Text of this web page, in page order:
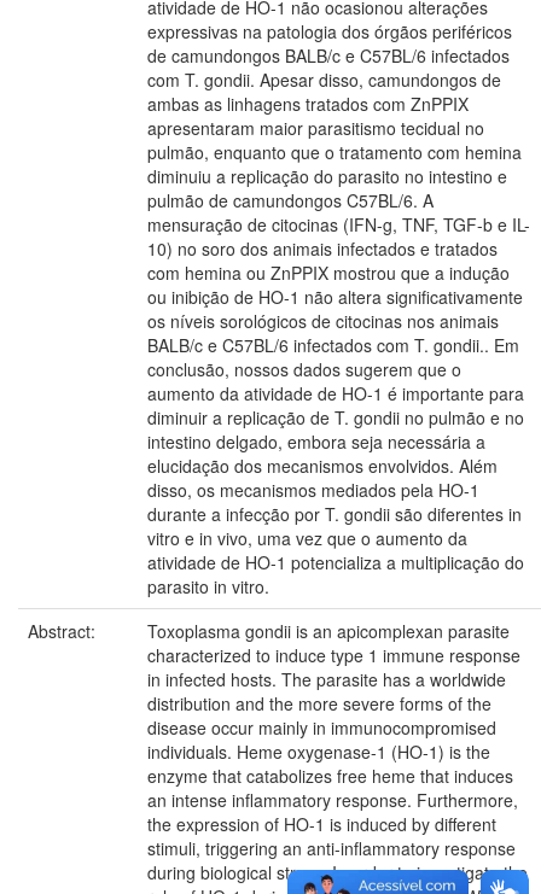
atividade de HO-1 não ocasionou alterações
expressivas na patologia dos órgãos periféricos
de camundongos BALB/c e C57BL/6 infectados
com T. gondii. Apesar disso, camundongos de
ambas as linhagens tratados com ZnPPIX
apresentaram maior parasitismo tecidual no
pulmão, enquanto que o tratamento com hemina
diminuiu a replicação do parasito no intestino e
pulmão de camundongos C57BL/6. A
mensuração de citocinas (IFN-g, TNF, TGF-b e IL-
10) no soro dos animais infectados e tratados
com hemina ou ZnPPIX mostrou que a indução
ou inibição de HO-1 não altera significativamente
os níveis sorológicos de citocinas nos animais
BALB/c e C57BL/6 infectados com T. gondii.. Em
conclusão, nossos dados sugerem que o
aumento da atividade de HO-1 é importante para
diminuir a replicação de T. gondii no pulmão e no
intestino delgado, embora seja necessária a
elucidação dos mecanismos envolvidos. Além
disso, os mecanismos mediados pela HO-1
durante a infecção por T. gondii são diferentes in
vitro e in vivo, uma vez que o aumento da
atividade de HO-1 potencializa a multiplicação do
parasito in vitro.
Abstract:
Toxoplasma gondii is an apicomplexan parasite
characterized to induce type 1 immune response
in infected hosts. The parasite has a worldwide
distribution and the more severe forms of the
disease occur mainly in immunocompromised
individuals. Heme oxygenase-1 (HO-1) is the
enzyme that catabolizes free heme that induces
an intense inflammatory response. Furthermore,
the expression of HO-1 is induced by different
stimuli, triggering an anti-inflammatory response
during biological stress. In order to investigate the